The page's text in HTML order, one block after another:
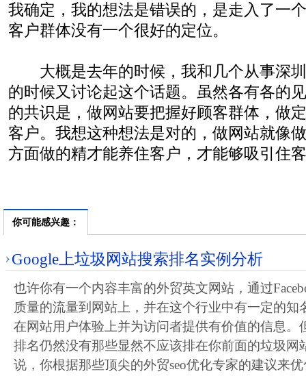
我确定，我的想法是错误的，是走入了一
客户群体没有一个很好的定位。
大概是去年的时候，我和几个从事深圳
的时候又讨论起这个话题。虽然各有各的
的共识是，做网站要把握好顾客群体，做
客户。我想这种想法是对的，做网站就像
方面做的精才能养住客户，才能够吸引住
你可能感兴趣：
Google上垃圾网站搜索排名实例分析
也许你有一个内容丰富的外贸英文网站，通过
质量的流量到网站上，并在这个行业中有一定的知
在网站用户体验上并为访问者提供有价值的信息。
排名仍然没有那些显然不应该排在你前面的垃圾网
说，你根据那些顶尖的外贸seo优化专家的建议来